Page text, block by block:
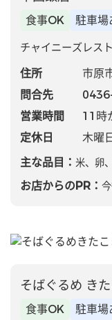
食事OK 駐車場
チャイニーズレス
住所
市原
問合先
営業時間
11時
定休日
木曜
主な品目： 米、卵
お店からのPR：
そばぐるめ き
食事OK 駐車場